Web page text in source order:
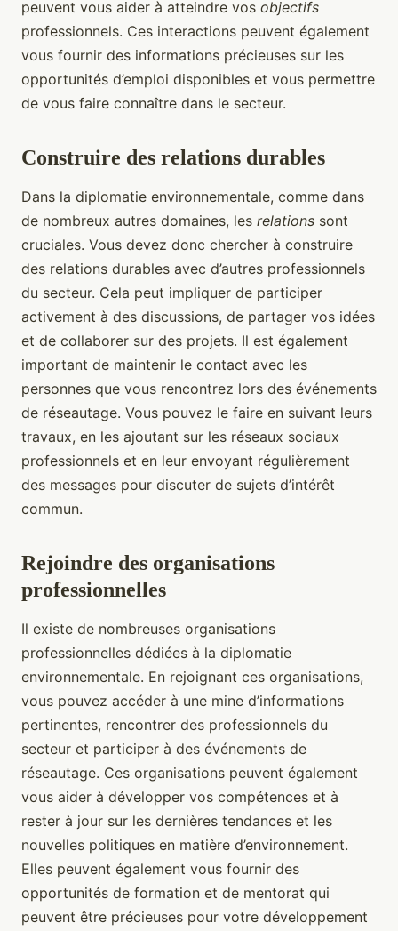
peuvent vous aider à atteindre vos objectifs
professionnels. Ces interactions peuvent également
vous fournir des informations précieuses sur les
opportunités d’emploi disponibles et vous permettre
de vous faire connaître dans le secteur.
Construire des relations durables
Dans la diplomatie environnementale, comme dans
de nombreux autres domaines, les relations sont
cruciales. Vous devez donc chercher à construire
des relations durables avec d’autres professionnels
du secteur. Cela peut impliquer de participer
activement à des discussions, de partager vos idées
et de collaborer sur des projets. Il est également
important de maintenir le contact avec les
personnes que vous rencontrez lors des événements
de réseautage. Vous pouvez le faire en suivant leurs
travaux, en les ajoutant sur les réseaux sociaux
professionnels et en leur envoyant régulièrement
des messages pour discuter de sujets d’intérêt
commun.
Rejoindre des organisations
professionnelles
Il existe de nombreuses organisations
professionnelles dédiées à la diplomatie
environnementale. En rejoignant ces organisations,
vous pouvez accéder à une mine d’informations
pertinentes, rencontrer des professionnels du
secteur et participer à des événements de
réseautage. Ces organisations peuvent également
vous aider à développer vos compétences et à
rester à jour sur les dernières tendances et les
nouvelles politiques en matière d’environnement.
Elles peuvent également vous fournir des
opportunités de formation et de mentorat qui
peuvent être précieuses pour votre développement